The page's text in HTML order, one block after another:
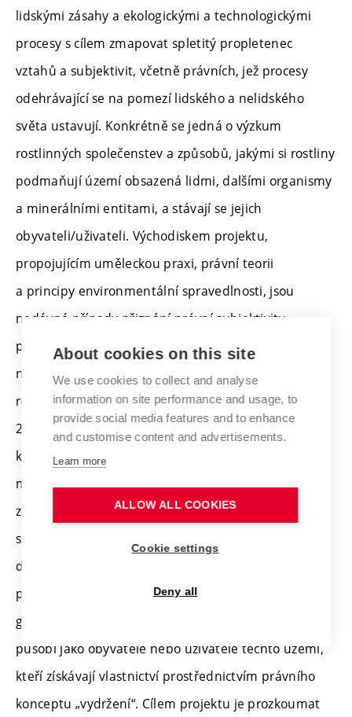
lidskými zásahy a ekologickými a technologickými
procesy s cílem zmapovat spletitý propletenec
vztahů a subjektivit, včetně právních, jež procesy
odehrávající se na pomezí lidského a nelidského
světa ustavují. Konkrétně se jedná o výzkum
rostlinných společenstev a způsobů, jakými si rostliny
podmaňují území obsazená lidmi, dalšími organismy
a minerálními entitami, a stávají se jejich
obyvateli/uživateli. Východiskem projektu,
propojujícím uměleckou praxi, právní teorii
a principy environmentální spravedlnosti, jsou
nedávné případy přiznání právní subjektivity
přírodním entitám. Projekt dále reaguje
na dočasnost a křehkost reziduálních pozemků,
rovněž označovaných jako „vágní terény“ (Haluzík,
2020), „délaissé“ (Clément, 2005) nebo
klasifikovaných jako „ostatní plochy“ v katastrálních
mapách. Projekt zkoumá možnosti právní
způsobilosti a ochrany těchto míst. V této souvislosti
se zabývá i digitálními subjektivitami a agentností
digitálních entit a jejich uznáním v právu. Součástí
projektu je tvorba současné zahrady, kde AI
generované obrazy a spontánně rostoucí vegetace
působí jako obyvatelé nebo uživatelé těchto území,
kteří získávají vlastnictví prostřednictvím právního
konceptu „vydržení“. Cílem projektu je prozkoumat
About cookies on this site
We use cookies to collect and analyse
information on site performance and usage, to
provide social media features and to enhance
and customise content and advertisements.
Learn more
ALLOW ALL COOKIES
Cookie settings
Deny all